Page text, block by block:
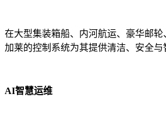
在大型集装箱船、内河航运、豪华邮
加莱的控制系统为其提供清洁、安全与
AI智慧运维